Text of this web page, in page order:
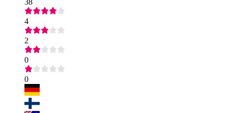
38
4
2
0
0